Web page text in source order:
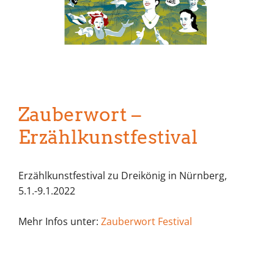
Zauberwort –
Erzählkunstfestival
Erzählkunstfestival zu Dreikönig in Nürnberg,
5.1.-9.1.2022
Mehr Infos unter: Zauberwort Festival